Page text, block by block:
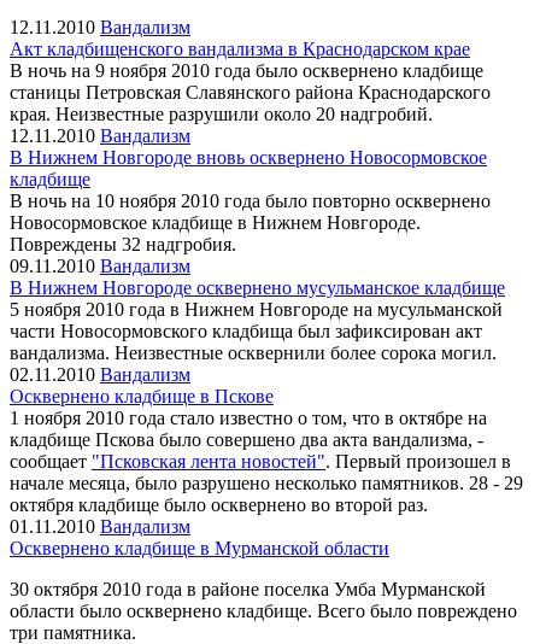
12.11.2010 Вандализм
Акт кладбищенского вандализма в Краснодарском крае
В ночь на 9 ноября 2010 года было осквернено кладбище
станицы Петровская Славянского района Краснодарского
края. Неизвестные разрушили около 20 надгробий.
12.11.2010 Вандализм
В Нижнем Новгороде вновь осквернено Новосормовское
кладбище
В ночь на 10 ноября 2010 года было повторно осквернено
Новосормовское кладбище в Нижнем Новгороде.
Повреждены 32 надгробия.
09.11.2010 Вандализм
В Нижнем Новгороде осквернено мусульманское кладбище
5 ноября 2010 года в Нижнем Новгороде на мусульманской
части Новосормовского кладбища был зафиксирован акт
вандализма. Неизвестные осквернили более сорока могил.
02.11.2010 Вандализм
Осквернено кладбище в Пскове
1 ноября 2010 года стало известно о том, что в октябре на
кладбище Пскова было совершено два акта вандализма, -
сообщает "Псковская лента новостей". Первый произошел в
начале месяца, было разрушено несколько памятников. 28 - 29
октября кладбище было осквернено во второй раз.
01.11.2010 Вандализм
Осквернено кладбище в Мурманской области
30 октября 2010 года в районе поселка Умба Мурманской
области было осквернено кладбище. Всего было повреждено
три памятника.